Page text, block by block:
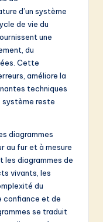
d’un système
de vie du
une
du
Cette
améliore la
techniques
système reste
diagrammes
au fur et à mesure
les diagrammes de
vivants, les
du
confiance et de
se traduit